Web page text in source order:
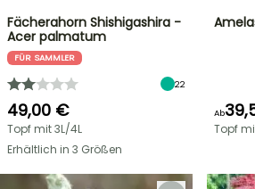
Fächerahorn Shishigashira -
Acer palmatum
FÜR SAMMLER
22
49,00 €
Topf mit 3L/4L
Erhältlich in 3 Größen
Ab
Topf